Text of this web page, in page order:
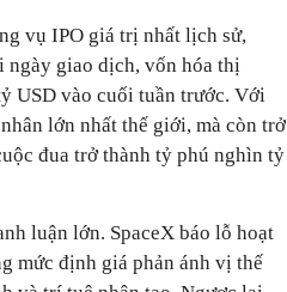
vụ IPO giá trị nhất lịch sử,
ngày giao dịch, vốn hóa thị
USD vào cuối tuần trước. Với
lớn nhất thế giới, mà còn trở
đua trở thành tỷ phú nghìn tỷ
luận lớn. SpaceX báo lỗ hoạt
mức định giá phản ánh vị thế